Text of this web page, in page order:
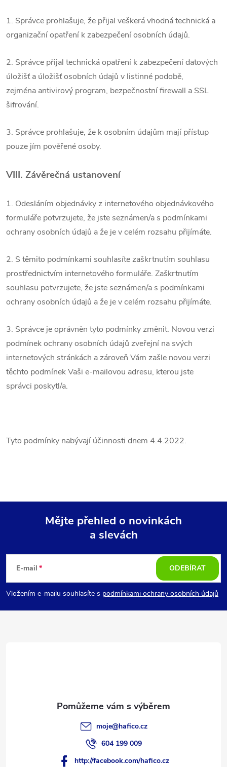
1. Správce prohlašuje, že přijal veškerá vhodná technická a
organizační opatření k zabezpečení osobních údajů.
2. Správce přijal technická opatření k zabezpečení datových
úložišť a úložišť osobních údajů v listinné podobě,
zejména antivirový program, bezpečnostní firewall a SSL
šifrování.
3. Správce prohlašuje, že k osobním údajům mají přístup
pouze jím pověřené osoby.
VIII. Závěrečná ustanovení
1. Odesláním objednávky z internetového objednávkového
formuláře potvrzujete, že jste seznámen/a s podmínkami
ochrany osobních údajů a že je v celém rozsahu přijímáte.
2. S těmito podmínkami souhlasíte zaškrtnutím souhlasu
prostřednictvím internetového formuláře. Zaškrtnutím
souhlasu potvrzujete, že jste seznámen/a s podmínkami
ochrany osobních údajů a že je v celém rozsahu přijímáte.
3. Správce je oprávněn tyto podmínky změnit. Novou verzi
podmínek ochrany osobních údajů zveřejní na svých
internetových stránkách a zároveň Vám zašle novou verzi
těchto podmínek Vaši e-mailovou adresu, kterou jste
správci poskytl/a.
Tyto podmínky nabývají účinnosti dnem 4.4.2022.
p
a
Mějte přehled o novinkách
a slevách
E-mail
Vložením e-mailu souhlasíte s podmínkami ochrany osobních údajů
ODEBÍRAT
moje@hafico.cz
604 199 009
http://facebook.com/hafico.cz